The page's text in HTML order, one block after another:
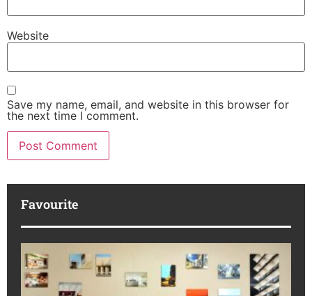
Website
Save my name, email, and website in this browser for
the next time I comment.
Favourite